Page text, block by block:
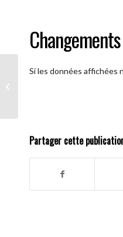
Si les données affichées
Partager cette